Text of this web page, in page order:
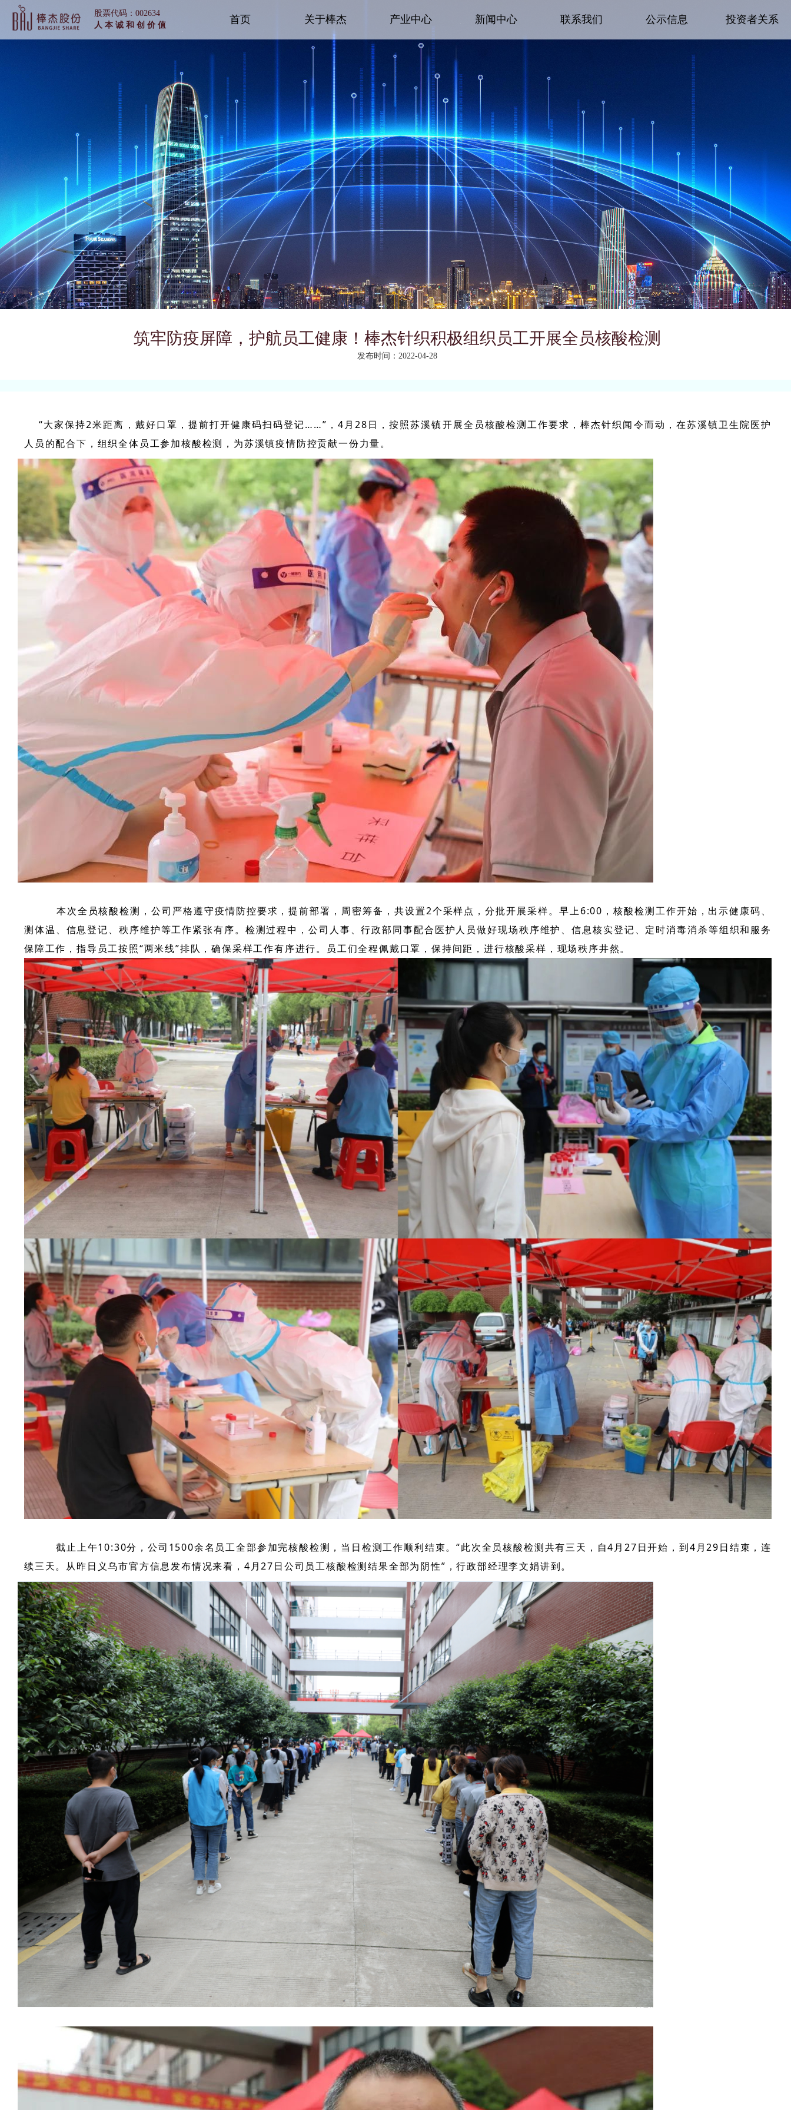
股票代码：002634
人 本 诚 和 创 价 值
首页 关于棒杰 产业中心 新闻中心 联系我们 公示信息 投资者关系
筑牢防疫屏障，护航员工健康！棒杰针织积极组织员工开展全员核酸检测
发布时间：2022-04-28
“大家保持2米距离，戴好口罩，提前打开健康码扫码登记……”，4月28日，按照苏溪镇开展全员核酸检测工作要求，棒杰针织闻令而动，在苏溪镇卫生院医护
人员的配合下，组织全体员工参加核酸检测，为苏溪镇疫情防控贡献一份力量。
本次全员核酸检测，公司严格遵守疫情防控要求，提前部署，周密筹备，共设置2个采样点，分批开展采样。早上6:00，核酸检测工作开始，出示健康码、
测体温、信息登记、秩序维护等工作紧张有序。检测过程中，公司人事、行政部同事配合医护人员做好现场秩序维护、信息核实登记、定时消毒消杀等组织和服务
保障工作，指导员工按照“两米线”排队，确保采样工作有序进行。员工们全程佩戴口罩，保持间距，进行核酸采样，现场秩序井然。
截止上午10:30分，公司1500余名员工全部参加完核酸检测，当日检测工作顺利结束。“此次全员核酸检测共有三天，自4月27日开始，到4月29日结束，连
续三天。从昨日义乌市官方信息发布情况来看，4月27日公司员工核酸检测结果全部为阴性”，行政部经理李文娟讲到。